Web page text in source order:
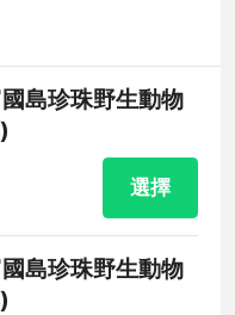
島珍珠野生動物
選擇
島珍珠野生動物